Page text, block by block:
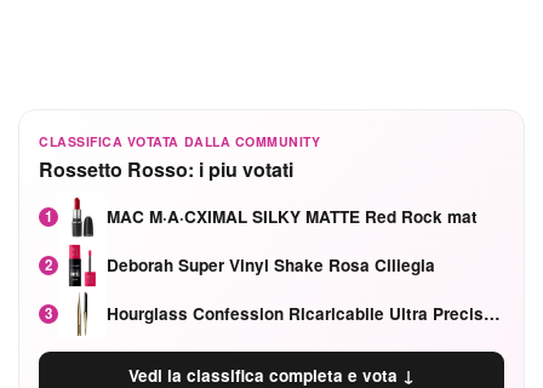
CLASSIFICA VOTATA DALLA COMMUNITY
Rossetto Rosso: i piu votati
1 MAC M·A·CXIMAL SILKY MATTE Red Rock mat
2 Deborah Super Vinyl Shake Rosa Ciliegia
3 Hourglass Confession Ricaricabile Ultra Preciso Ad Alta Intensità Secretly Classic Red
Vedi la classifica completa e vota ↓